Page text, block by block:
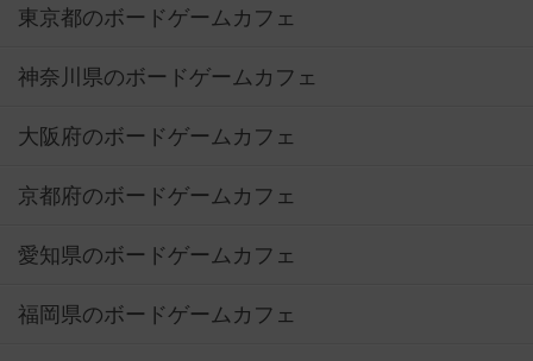
東京都のボードゲームカフェ
神奈川県のボードゲームカフェ
大阪府のボードゲームカフェ
京都府のボードゲームカフェ
愛知県のボードゲームカフェ
福岡県のボードゲームカフェ